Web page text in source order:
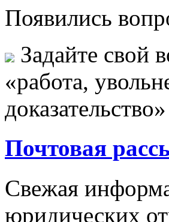
Появились
Задайте свой
«работа,
доказательство»
Почтовая
Свежая
юридических